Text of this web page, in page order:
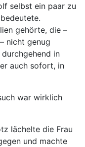
selbst ein paar zu
gehörte, die –
nicht genug
in
auch sofort, in
war wirklich
lächelte die Frau
und machte